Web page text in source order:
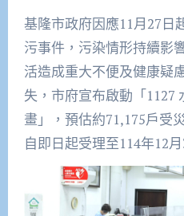
基隆市政府因應11月27日
污事件，污染情形持續影
活造成重大不便及健康疑
失，市府宣布啟動「1127
畫」，預估約71,175戶受
自即日起受理至114年12月